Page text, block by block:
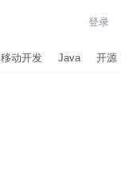
登录
移动开发 Java 开源